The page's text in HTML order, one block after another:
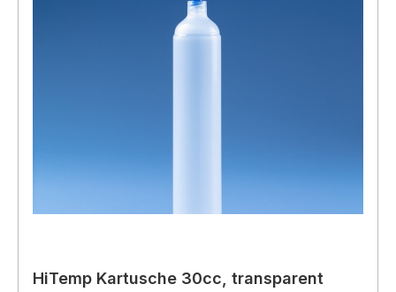
HiTemp Kartusche 30cc, transparent